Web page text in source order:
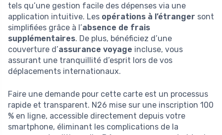
tels qu’une gestion facile des dépenses via une
application intuitive. Les opérations à l’étranger sont
simplifiées grâce à l’absence de frais
supplémentaires. De plus, bénéficiez d’une
couverture d’assurance voyage incluse, vous
assurant une tranquillité d’esprit lors de vos
déplacements internationaux.
Faire une demande pour cette carte est un processus
rapide et transparent. N26 mise sur une inscription 100
% en ligne, accessible directement depuis votre
smartphone, éliminant les complications de la